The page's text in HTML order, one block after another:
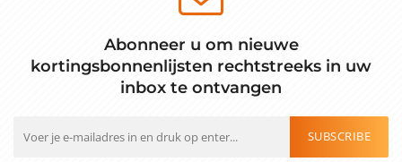
Abonneer u om nieuwe
kortingsbonnenlijsten rechtstreeks in uw
inbox te ontvangen
SUBSCRIBE